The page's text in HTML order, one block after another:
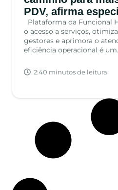
PDV, afirma
Plataforma da Funcional
o acesso a serviços,
gestores e aprimora o
eficiência operacional é
2:40 minutos de leitura